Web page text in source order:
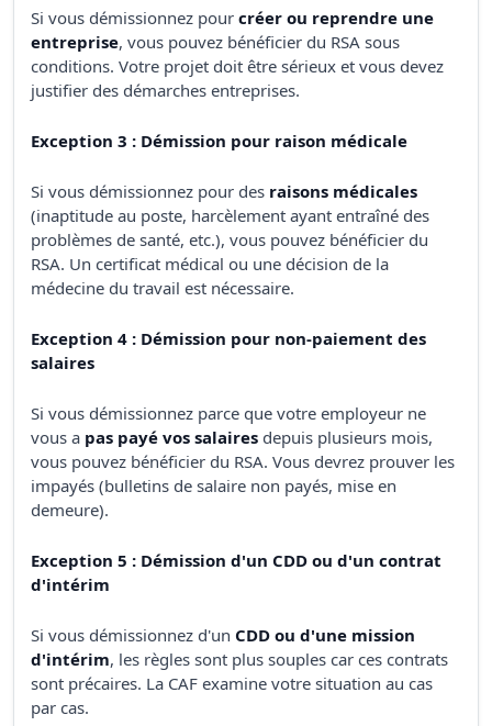
Si vous démissionnez pour créer ou reprendre une
entreprise, vous pouvez bénéficier du RSA sous
conditions. Votre projet doit être sérieux et vous devez
justifier des démarches entreprises.
Exception 3 : Démission pour raison médicale
Si vous démissionnez pour des raisons médicales
(inaptitude au poste, harcèlement ayant entraîné des
problèmes de santé, etc.), vous pouvez bénéficier du
RSA. Un certificat médical ou une décision de la
médecine du travail est nécessaire.
Exception 4 : Démission pour non-paiement des
salaires
Si vous démissionnez parce que votre employeur ne
vous a pas payé vos salaires depuis plusieurs mois,
vous pouvez bénéficier du RSA. Vous devrez prouver les
impayés (bulletins de salaire non payés, mise en
demeure).
Exception 5 : Démission d'un CDD ou d'un contrat
d'intérim
Si vous démissionnez d'un CDD ou d'une mission
d'intérim, les règles sont plus souples car ces contrats
sont précaires. La CAF examine votre situation au cas
par cas.